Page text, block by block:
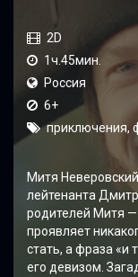
2D
1ч.45мин.
Россия
6+
приключения,
Митя
лейтенанта
родителей Митя
проявляет
стать, а фраза «и
его девизом.